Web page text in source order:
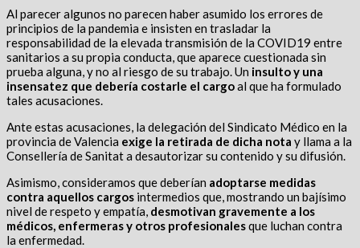
Al parecer algunos no parecen haber asumido los errores de
principios de la pandemia e insisten en trasladar la
responsabilidad de la elevada transmisión de la COVID19 entre
sanitarios a su propia conducta, que aparece cuestionada sin
prueba alguna, y no al riesgo de su trabajo. Un insulto y una
insensatez que debería costarle el cargoal que ha formulado
tales acusaciones.
Ante estas acusaciones, la delegación del Sindicato Médico en la
provincia de Valencia exige la retirada de dicha nota y llama a la
Consellería de Sanitat a desautorizar su contenido y su difusión.
Asimismo, consideramos que deberían adoptarse medidas
contra aquellos cargos intermedios que, mostrando un bajísimo
nivel de respeto y empatía, desmotivan gravemente a los
médicos, enfermeras y otros profesionalesque luchan contra
la enfermedad.